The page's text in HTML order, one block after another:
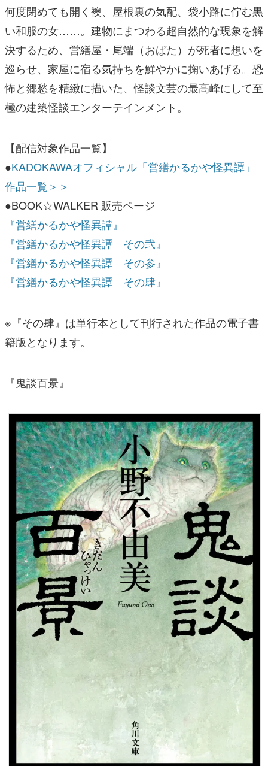
何度閉めても開く襖、屋根裏の気配、袋小路に佇む黒
い和服の女……。建物にまつわる超自然的な現象を解
決するため、営繕屋・尾端（おばた）が死者に想いを
巡らせ、家屋に宿る気持ちを鮮やかに掬いあげる。恐
怖と郷愁を精緻に描いた、怪談文芸の最高峰にして至
極の建築怪談エンターテインメント。
【配信対象作品一覧】
●KADOKAWAオフィシャル「営繕かるかや怪異譚」
作品一覧＞＞
●BOOK☆WALKER 販売ページ
『営繕かるかや怪異譚』
『営繕かるかや怪異譚 その弐』
『営繕かるかや怪異譚 その参』
『営繕かるかや怪異譚 その肆』
※『その肆』は単行本として刊行された作品の電子書
籍版となります。
『鬼談百景』